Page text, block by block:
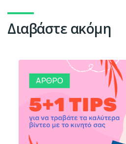
Διαβάστε ακόμη